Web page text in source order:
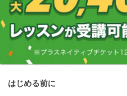
はじめる前に